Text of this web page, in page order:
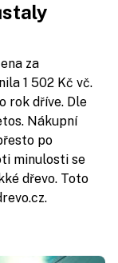
za
1 502 Kč vč.
rok dříve. Dle
Nákupní
po
minulosti se
dřevo. Toto